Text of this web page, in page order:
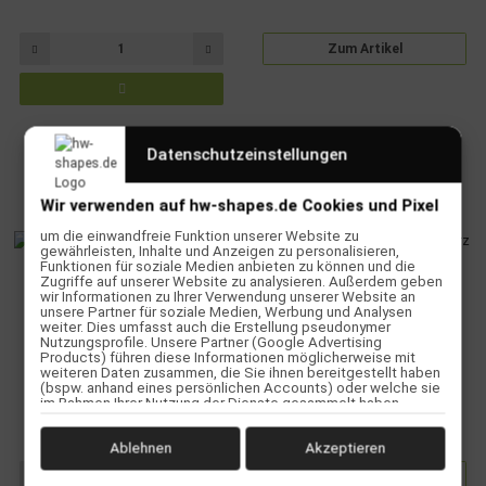
Zum Artikel
Core CL1 Stunt Scooter Pink Core CL1 Stunt Scooter Schwarz
Datenschutzeinstellungen
Wir verwenden auf hw-shapes.de Cookies und Pixel
um die einwandfreie Funktion unserer Website zu
gewährleisten, Inhalte und Anzeigen zu personalisieren,
Funktionen für soziale Medien anbieten zu können und die
Zugriffe auf unserer Website zu analysieren. Außerdem geben
wir Informationen zu Ihrer Verwendung unserer Website an
unsere Partner für soziale Medien, Werbung und Analysen
weiter. Dies umfasst auch die Erstellung pseudonymer
Nutzungsprofile. Unsere Partner (Google Advertising
Products) führen diese Informationen möglicherweise mit
weiteren Daten zusammen, die Sie ihnen bereitgestellt haben
(bspw. anhand eines persönlichen Accounts) oder welche sie
im Rahmen Ihrer Nutzung der Dienste gesammelt haben
Nutzung von Cookies und Pixeln können Sie jederzeit
widerrufen, indem Sie auf den Datenschutz-Button links unten
Ablehnen Akzeptieren